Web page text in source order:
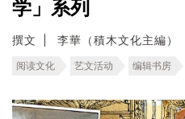
学」系列
撰文 李華（積木文化主編）
阅读文化 艺文活动 编辑书房